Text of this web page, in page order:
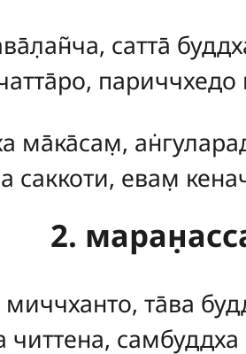
сатта̄
ма̄ка̄сам̣,
саккоти, евам̣
2.
миччханто, та̄ва
читтена,